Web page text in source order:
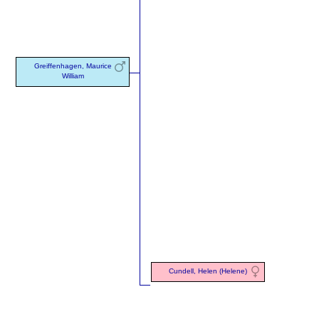
Greiffenhagen, Maurice
William
Cundell, Helen (Helene)